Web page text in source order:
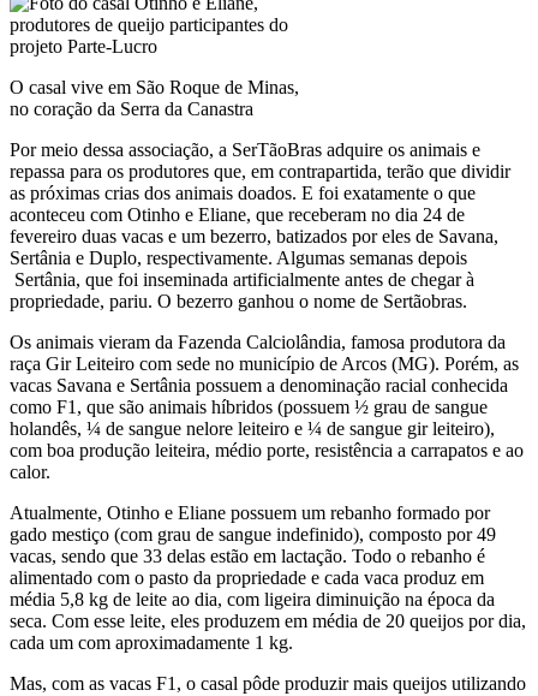
O casal vive em São Roque de Minas,
no coração da Serra da Canastra
Por meio dessa associação, a SerTãoBras adquire os animais e
repassa para os produtores que, em contrapartida, terão que dividir
as próximas crias dos animais doados. E foi exatamente o que
aconteceu com Otinho e Eliane, que receberam no dia 24 de
fevereiro duas vacas e um bezerro, batizados por eles de Savana,
Sertânia e Duplo, respectivamente. Algumas semanas depois
Sertânia, que foi inseminada artificialmente antes de chegar à
propriedade, pariu. O bezerro ganhou o nome de Sertãobras.
Os animais vieram da Fazenda Calciolândia, famosa produtora da
raça Gir Leiteiro com sede no município de Arcos (MG). Porém, as
vacas Savana e Sertânia possuem a denominação racial conhecida
como F1, que são animais híbridos (possuem ½ grau de sangue
holandês, ¼ de sangue nelore leiteiro e ¼ de sangue gir leiteiro),
com boa produção leiteira, médio porte, resistência a carrapatos e ao
calor.
Atualmente, Otinho e Eliane possuem um rebanho formado por
gado mestiço (com grau de sangue indefinido), composto por 49
vacas, sendo que 33 delas estão em lactação. Todo o rebanho é
alimentado com o pasto da propriedade e cada vaca produz em
média 5,8 kg de leite ao dia, com ligeira diminuição na época da
seca. Com esse leite, eles produzem em média de 20 queijos por dia,
cada um com aproximadamente 1 kg.
Mas, com as vacas F1, o casal pôde produzir mais queijos utilizando